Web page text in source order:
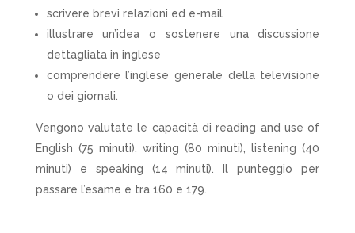
scrivere brevi relazioni ed e-mail
illustrare un’idea o sostenere una discussione
dettagliata in inglese
comprendere l’inglese generale della televisione
o dei giornali.
Vengono valutate le capacità di reading and use of
English (75 minuti), writing (80 minuti), listening (40
minuti) e speaking (14 minuti). Il punteggio per
passare l’esame è tra 160 e 179.